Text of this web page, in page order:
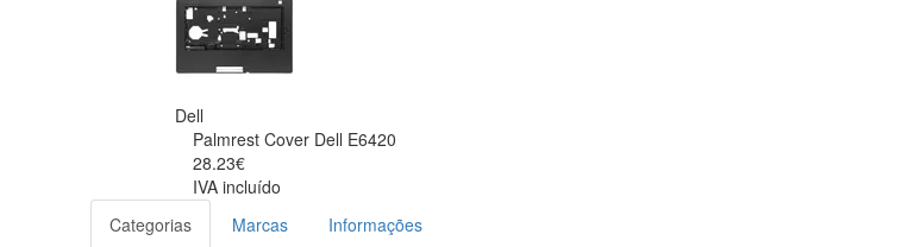
Dell
Palmrest Cover Dell E6420
28.23€
IVA incluído
Categorias
Marcas
Informações